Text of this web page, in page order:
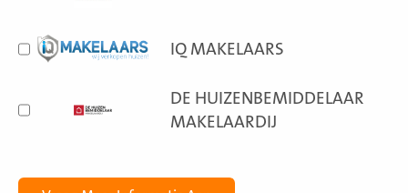
IQ MAKELAARS
DE HUIZENBEMIDDELAAR
MAKELAARDIJ